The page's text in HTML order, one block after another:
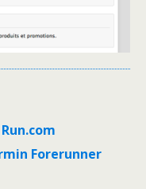
Forerunner